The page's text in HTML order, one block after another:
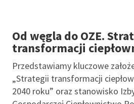
Od węgla do OZE.
transformacji
Przedstawiamy kluczowe
„Strategii transformacji
2040 roku” oraz stanowisko